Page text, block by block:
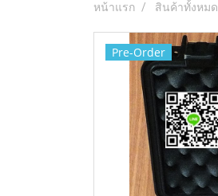
หน้าแรก สินค้าทั้งหมด
Pre-Order